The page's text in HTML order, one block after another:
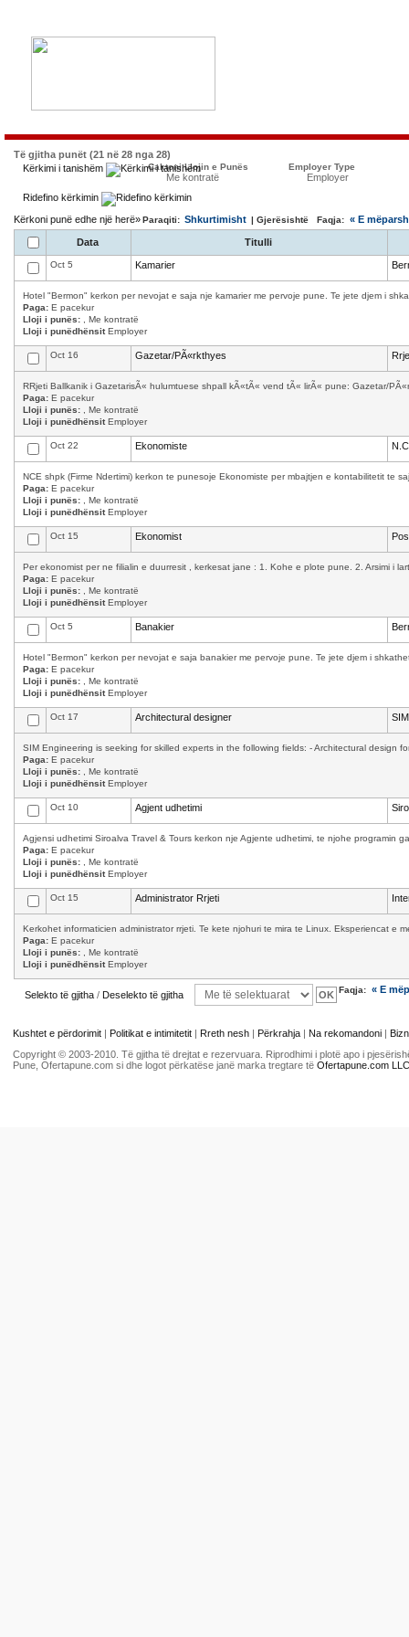
Të gjitha punët (21 në 28 nga 28)
Kërkimi i tanishëm
Caktoni Llojin e Punës
Me kontratë
Employer Type
Employer
Ridefino kërkimin
Kërkoni punë edhe një herë»Paraqiti: Shkurtimisht | Gjerësishtë Faqja: « E
Data Titulli
Oct 5 Kamarier
Hotel "Bermon" kerkon per nevojat e saja nje kamarier me pervoje pune. Te jete djem i
Paga: E pacekur
Lloji i punës: , Me kontratë
Lloji i punëdhënsitEmployer
Oct 16 Gazetar/PÃ«rkthyes
RRjeti Ballkanik i GazetarisÃ« hulumtuese shpall kÃ«tÃ« vend tÃ« lirÃ« pune: Gazetar/
Paga: E pacekur
Lloji i punës: , Me kontratë
Lloji i punëdhënsitEmployer
Oct 22 Ekonomiste
NCE shpk (Firme Ndertimi) kerkon te punesoje Ekonomiste per mbajtjen e kontabilitetit te
Paga: E pacekur
Lloji i punës: , Me kontratë
Lloji i punëdhënsitEmployer
Oct 15 Ekonomist
Per ekonomist per ne filialin e duurresit , kerkesat jane : 1. Kohe e plote pune. 2. Arsimi i
Paga: E pacekur
Lloji i punës: , Me kontratë
Lloji i punëdhënsitEmployer
Oct 5 Banakier
Hotel "Bermon" kerkon per nevojat e saja banakier me pervoje pune. Te jete djem i
Paga: E pacekur
Lloji i punës: , Me kontratë
Lloji i punëdhënsitEmployer
Oct 17 Architectural designer
SIM Engineering is seeking for skilled experts in the following fields: - Architectural design
Paga: E pacekur
Lloji i punës: , Me kontratë
Lloji i punëdhënsitEmployer
Oct 10 Agjent udhetimi
Agjensi udhetimi Siroalva Travel & Tours kerkon nje Agjente udhetimi, te njohe programin
Paga: E pacekur
Lloji i punës: , Me kontratë
Lloji i punëdhënsitEmployer
Oct 15 Administrator Rrjeti
Kerkohet informaticien administrator rrjeti. Te kete njohuri te mira te Linux. Eksperiencat e
Paga: E pacekur
Lloji i punës: , Me kontratë
Lloji i punëdhënsitEmployer
Selekto të gjitha / Deselekto të gjitha Faqja: « E
Kushtet e përdorimit | Politikat e intimitetit | Rreth nesh | Përkrahja | Na rekomandoni |
Copyright © 2003-2010. Të gjitha të drejtat e rezervuara. Riprodhimi i plotë apo i
Pune, Ofertapune.com si dhe logot përkatëse janë marka tregtare të Ofertapune.com LLC